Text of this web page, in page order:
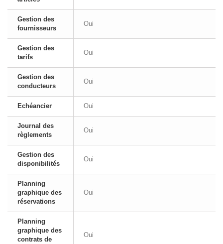
Gestion des
fournisseurs
Oui
Gestion des
tarifs
Oui
Gestion des
conducteurs
Oui
Echéancier Oui
Journal des
règlements
Oui
Gestion des
disponibilités
Oui
Planning
graphique des
réservations
Oui
Planning
graphique des
contrats de
Oui